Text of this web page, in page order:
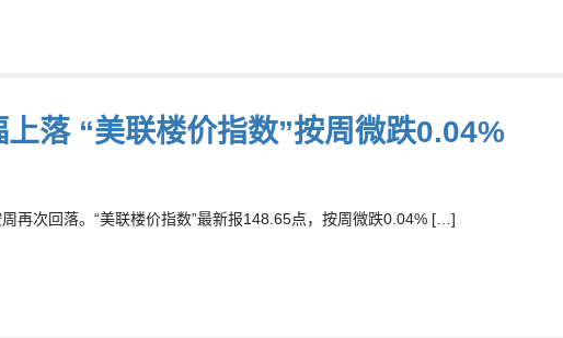
上落 “美联楼价指数”按周微跌0.04%
再次回落。“美联楼价指数”最新报148.65点，按周微跌0.04% […]